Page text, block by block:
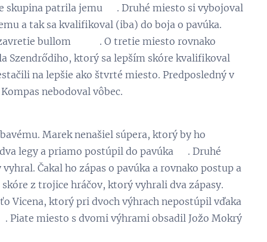
skupina patrila jemu 💪. Druhé miesto si vybojoval
a tak sa kvalifikoval (iba) do boja o pavúka.
bullom 🎯 👏. O tretie miesto rovnako
Szendrődiho, ktorý sa lepším skóre kvalifikoval
na lepšie ako štvrté miesto. Predposledný v
nebodoval vôbec.
Marek nenašiel súpera, ktorý by ho
legy a priamo postúpil do pavúka 😉. Druhé
Čakal ho zápas o pavúka a rovnako postup a
z trojice hráčov, ktorý vyhrali dva zápasy.
Vicena, ktorý pri dvoch výhrach nepostúpil vďaka
Piate miesto s dvomi výhrami obsadil Jožo Mokrý